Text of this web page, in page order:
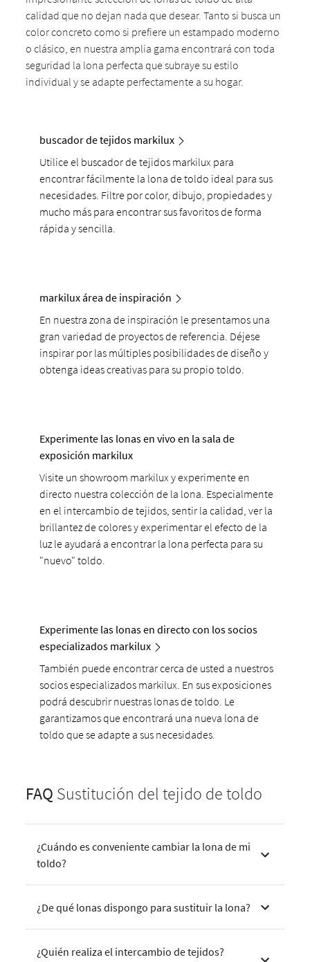
calidad que no dejan nada que desear. Tanto si busca un
color concreto como si prefiere un estampado moderno
o clásico, en nuestra amplia gama encontrará con toda
seguridad la lona perfecta que subraye su estilo
individual y se adapte perfectamente a su hogar.
buscador de tejidos markilux
Utilice el buscador de tejidos markilux para
encontrar fácilmente la lona de toldo ideal para sus
necesidades. Filtre por color, dibujo, propiedades y
mucho más para encontrar sus favoritos de forma
rápida y sencilla.
markilux área de inspiración
En nuestra zona de inspiración le presentamos una
gran variedad de proyectos de referencia. Déjese
inspirar por las múltiples posibilidades de diseño y
obtenga ideas creativas para su propio toldo.
Experimente las lonas en vivo en la sala de
exposición markilux
Visite un showroom markilux y experimente en
directo nuestra colección de la lona. Especialmente
en el intercambio de tejidos, sentir la calidad, ver la
brillantez de colores y experimentar el efecto de la
luz le ayudará a encontrar la lona perfecta para su
"nuevo" toldo.
Experimente las lonas en directo con los socios
especializados markilux
También puede encontrar cerca de usted a nuestros
socios especializados markilux. En sus exposiciones
podrá descubrir nuestras lonas de toldo. Le
garantizamos que encontrará una nueva lona de
toldo que se adapte a sus necesidades.
FAQ Sustitución del tejido de toldo
¿Cuándo es conveniente cambiar la lona de mi
toldo?
¿De qué lonas dispongo para sustituir la lona?
¿Quién realiza el intercambio de tejidos?